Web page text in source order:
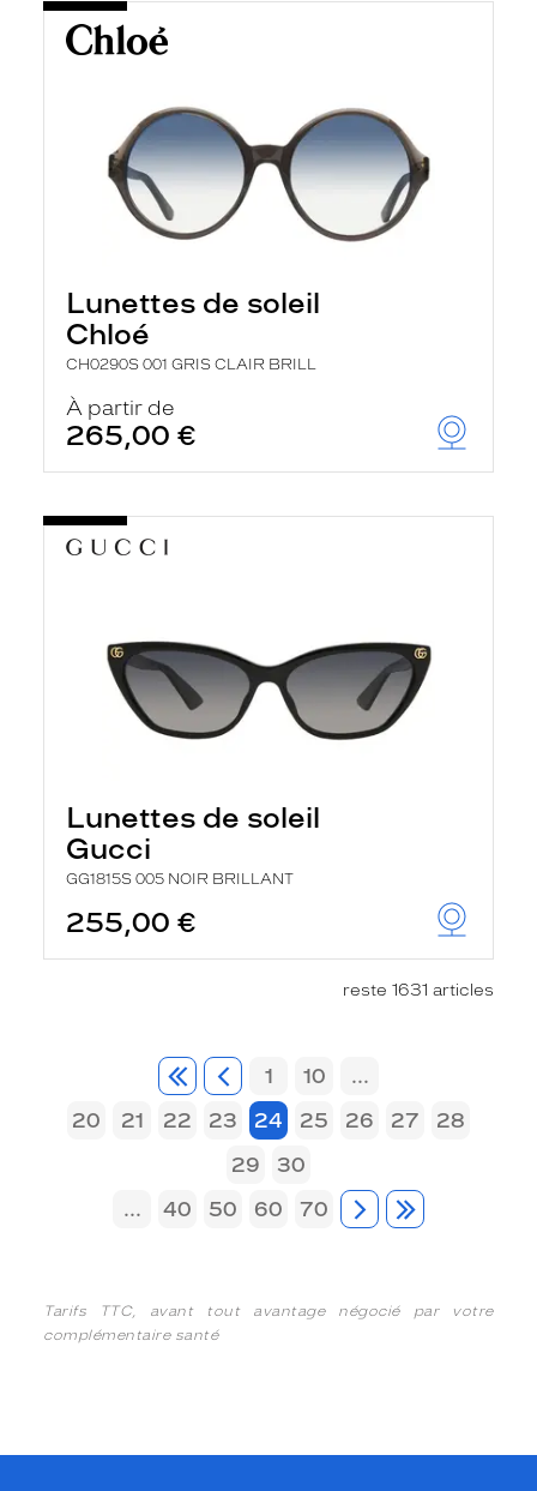
Lunettes de soleil
Chloé
CH0290S 001 GRIS CLAIR BRILL
À partir de
265,00 €
Lunettes de soleil
Gucci
GG1815S 005 NOIR BRILLANT
255,00 €
reste 1631 articles
1 10
...
20
21 22 23 24 25 26 27
28
29
30
...
40 50 60 70
Tarifs TTC, avant tout avantage négocié par votre
complémentaire santé